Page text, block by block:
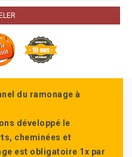
du ramonage à
développé le
cheminées et
est obligatoire 1x par